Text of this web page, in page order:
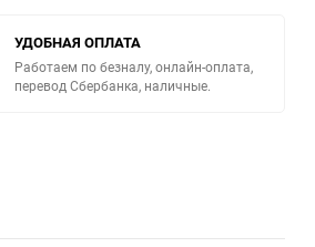
УДОБНАЯ ОПЛАТА
Работаем по безналу, онлайн-оплата,
перевод Сбербанка, наличные.